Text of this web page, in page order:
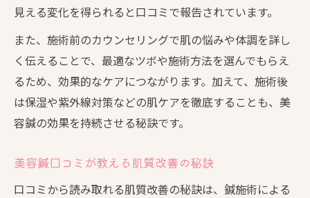
見える変化を得られると口コミで報告されています。
また、施術前のカウンセリングで肌の悩みや体調を詳し
く伝えることで、最適なツボや施術方法を選んでもらえ
るため、効果的なケアにつながります。加えて、施術後
は保湿や紫外線対策などの肌ケアを徹底することも、美
容鍼の効果を持続させる秘訣です。
美容鍼口コミが教える肌質改善の秘訣
口コミから読み取れる肌質改善の秘訣は、鍼施術による